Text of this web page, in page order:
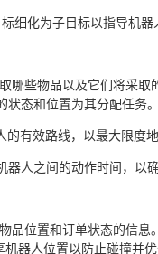
细化为子目标以指导机器
哪些物品以及它们将采
状态和位置为其分配任务
的有效路线，以最大限度
器人之间的动作时间，以
品位置和订单状态的信息
机器人位置以防止碰撞并